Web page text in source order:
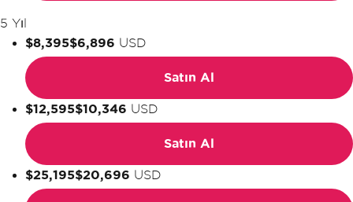
5 Yıl
$8,395$6,896 USD
Satın Al
$12,595$10,346 USD
Satın Al
$25,195$20,696 USD